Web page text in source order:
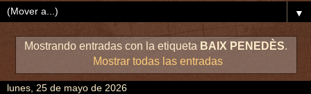
▼
Mostrando entradas con la etiqueta BAIX PENEDÈS.
Mostrar todas las entradas
lunes, 25 de mayo de 2026